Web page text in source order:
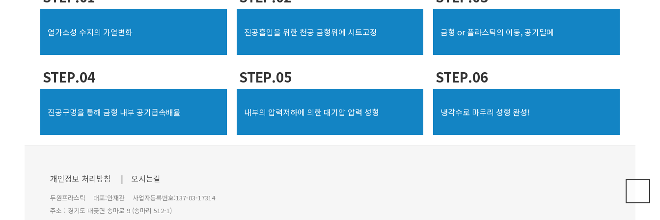
열가소성 수지의 가열변화 진공흡입을 위한 천공 금형위에 시트고정 금형 or 플라스틱의 이동, 공기밀폐
STEP.04
진공구멍을 통해 금형 내부 공기급속배율
STEP.05
내부의 압력저하에 의한 대기압 압력 성형
STEP.06
냉각수로 마무리 성형 완성!
개인정보 처리방침 | 오시는길
두원프라스틱 대표:안재관 사업자등록번호:137-03-17314
주소 : 경기도 대곶면 송마로 9 (송마리 512-1)